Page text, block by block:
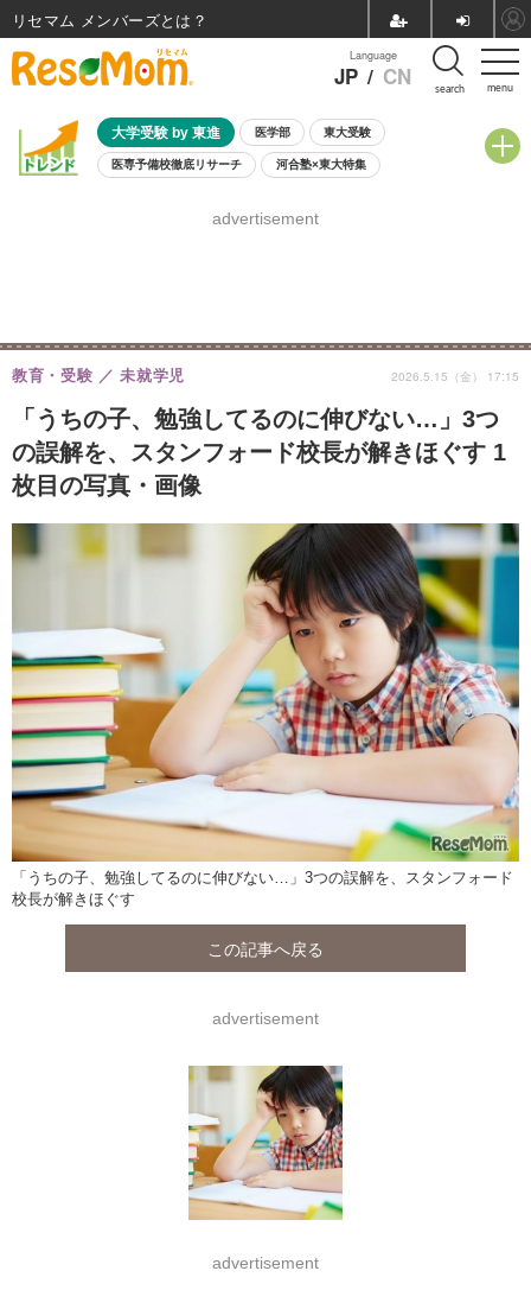
menu
Language
JP / CN search
大学受験 by 東進 医学部 東大受験
医専予備校徹底リサーチ 河合塾×東大特集
8月開催学校説明会・相談会
advertisement
「うちの子、勉強してるのに伸びない…」3つ
の誤解を、スタンフォード校長が解きほぐす 1
枚目の写真・画像
教育・受験 未就学児 2026.5.15（金） 17:15
「うちの子、勉強してるのに伸びない…」3つの誤解を、スタンフォード
校長が解きほぐす
この記事へ戻る
advertisement
advertisement
リセマム メンバーズ